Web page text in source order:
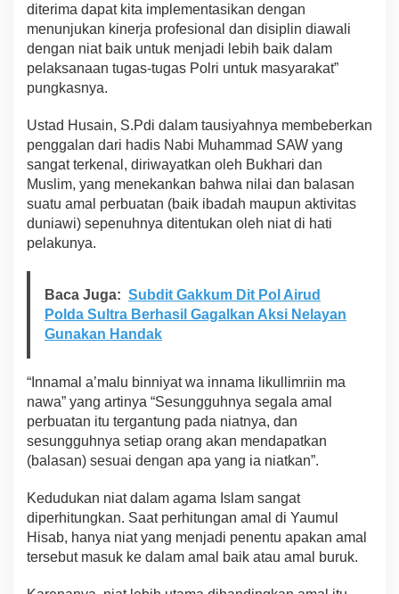
K
e
n
a
i
k
n
P
a
n
g
k
t
s
o
n
diterima dapat kita implementasikan dengan
menunjukan kinerja profesional dan disiplin diawali
dengan niat baik untuk menjadi lebih baik dalam
pelaksanaan tugas-tugas Polri untuk masyarakat”
pungkasnya.
Ustad Husain, S.Pdi dalam tausiyahnya membeberkan
penggalan dari hadis Nabi Muhammad SAW yang
sangat terkenal, diriwayatkan oleh Bukhari dan
Muslim, yang menekankan bahwa nilai dan balasan
suatu amal perbuatan (baik ibadah maupun aktivitas
duniawi) sepenuhnya ditentukan oleh niat di hati
pelakunya.
Baca Juga: Subdit Gakkum Dit Pol Airud
Polda Sultra Berhasil Gagalkan Aksi Nelayan
Gunakan Handak
“Innamal a’malu binniyat wa innama likullimriin ma
nawa” yang artinya “Sesungguhnya segala amal
perbuatan itu tergantung pada niatnya, dan
sesungguhnya setiap orang akan mendapatkan
(balasan) sesuai dengan apa yang ia niatkan”.
Kedudukan niat dalam agama Islam sangat
diperhitungkan. Saat perhitungan amal di Yaumul
Hisab, hanya niat yang menjadi penentu apakan amal
tersebut masuk ke dalam amal baik atau amal buruk.